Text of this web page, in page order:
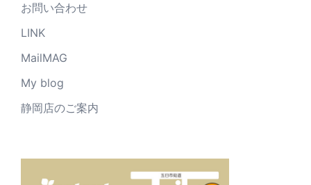
お問い合わせ
LINK
MailMAG
My blog
静岡店のご案内